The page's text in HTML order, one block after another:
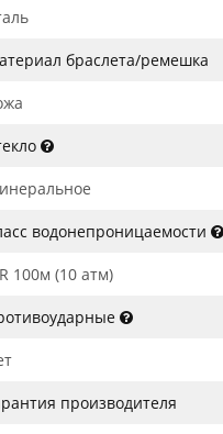
браслета/ремешка
водонепроницаемости
100м (10 атм)
производителя